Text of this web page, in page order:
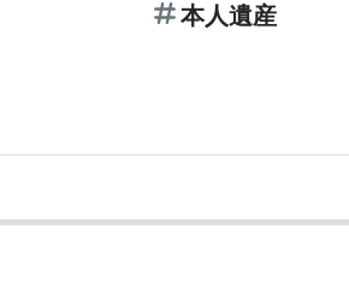
本人遺産